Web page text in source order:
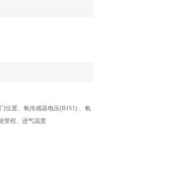
位置、氧传感器电压(B1S1) 、氧
里程、进气温度